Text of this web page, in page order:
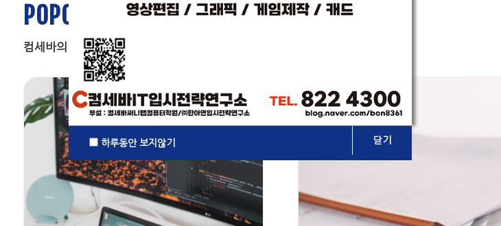
컴세바 제 2회 SW콘테스트의 뜨거운 현장
POPOULAR CLASS
컴세바의 현재 인기있는 과정입니다.
하루동안 보지않기 닫기